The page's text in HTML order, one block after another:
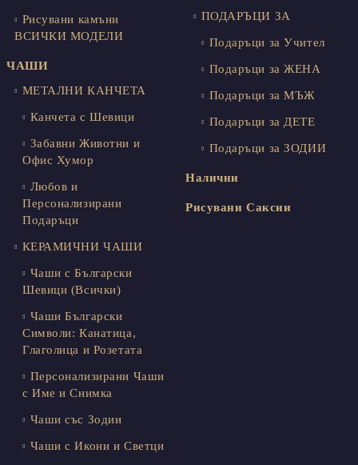
Рисувани камъни
ВСИЧКИ МОДЕЛИ
ЧАШИ
МЕТАЛНИ КАНЧЕТА
Канчета с Шевици
Забавни Животни и
Офис Хумор
Любов и
Персонализирани
Подаръци
КЕРАМИЧНИ ЧАШИ
Чаши с Български
Шевици (Всички)
Чаши Български
Символи: Канатица,
Глаголица и Розетата
Персонализирани Чаши
с Име и Снимка
Чаши със Зодии
Чаши с Икони и Светци
ПОДАРЪЦИ ЗА
Подаръци за Учител
Подаръци за ЖЕНА
Подаръци за МЪЖ
Подаръци за ДЕТЕ
Подаръци за ЗОДИИ
Налични
Рисувани Саксии